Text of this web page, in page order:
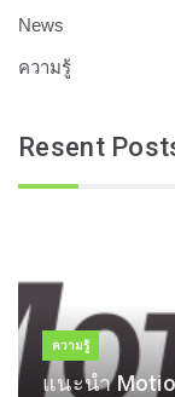
News
ความรู้
Resent
ความรู้
แนะนำ